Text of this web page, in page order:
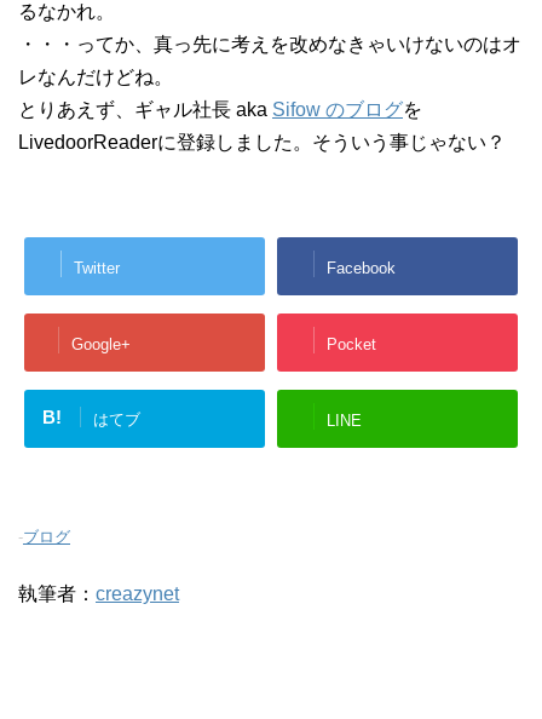
るなかれ。
・・・ってか、真っ先に考えを改めなきゃいけないのはオ
レなんだけどね。
とりあえず、ギャル社長 aka Sifow のブログを
LivedoorReaderに登録しました。そういう事じゃない？
Twitter Facebook
Google+ Pocket
B! はてブ LINE
-ブログ
執筆者： creazynet